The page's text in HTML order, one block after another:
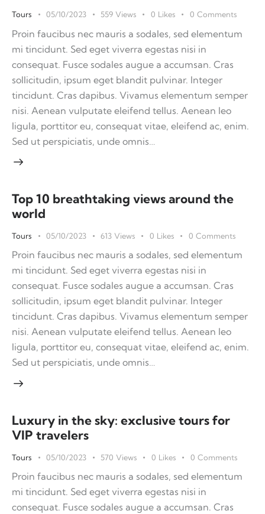
Tours 05/10/2023 559 Views 0 Likes 0 Comments
Proin faucibus nec mauris a sodales, sed elementum
mi tincidunt. Sed eget viverra egestas nisi in
consequat. Fusce sodales augue a accumsan. Cras
sollicitudin, ipsum eget blandit pulvinar. Integer
tincidunt. Cras dapibus. Vivamus elementum semper
nisi. Aenean vulputate eleifend tellus. Aenean leo
ligula, porttitor eu, consequat vitae, eleifend ac, enim.
Sed ut perspiciatis, unde omnis…
Top 10 breathtaking views around the
world
Tours 05/10/2023 613 Views 0 Likes 0 Comments
Proin faucibus nec mauris a sodales, sed elementum
mi tincidunt. Sed eget viverra egestas nisi in
consequat. Fusce sodales augue a accumsan. Cras
sollicitudin, ipsum eget blandit pulvinar. Integer
tincidunt. Cras dapibus. Vivamus elementum semper
nisi. Aenean vulputate eleifend tellus. Aenean leo
ligula, porttitor eu, consequat vitae, eleifend ac, enim.
Sed ut perspiciatis, unde omnis…
Luxury in the sky: exclusive tours for
VIP travelers
Tours 05/10/2023 570 Views 0 Likes 0 Comments
Proin faucibus nec mauris a sodales, sed elementum
mi tincidunt. Sed eget viverra egestas nisi in
consequat. Fusce sodales augue a accumsan. Cras